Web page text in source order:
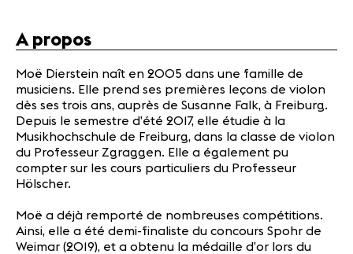
Revue de
Emplois
A propos
Mentions
légales
Contact
A propos
Moë Dierstein naît en 2005 dans une famille de
musiciens. Elle prend ses premières leçons de violon
dès ses trois ans, auprès de Susanne Falk, à Freiburg.
Depuis le semestre d’été 2017, elle étudie à la
Musikhochschule de Freiburg, dans la classe de violon
du Professeur Zgraggen. Elle a également pu
compter sur les cours particuliers du Professeur
Hölscher.
Moë a déjà remporté de nombreuses compétitions.
Ainsi, elle a été demi-finaliste du concours Spohr de
Weimar (2019), et a obtenu la médaille d’or lors du